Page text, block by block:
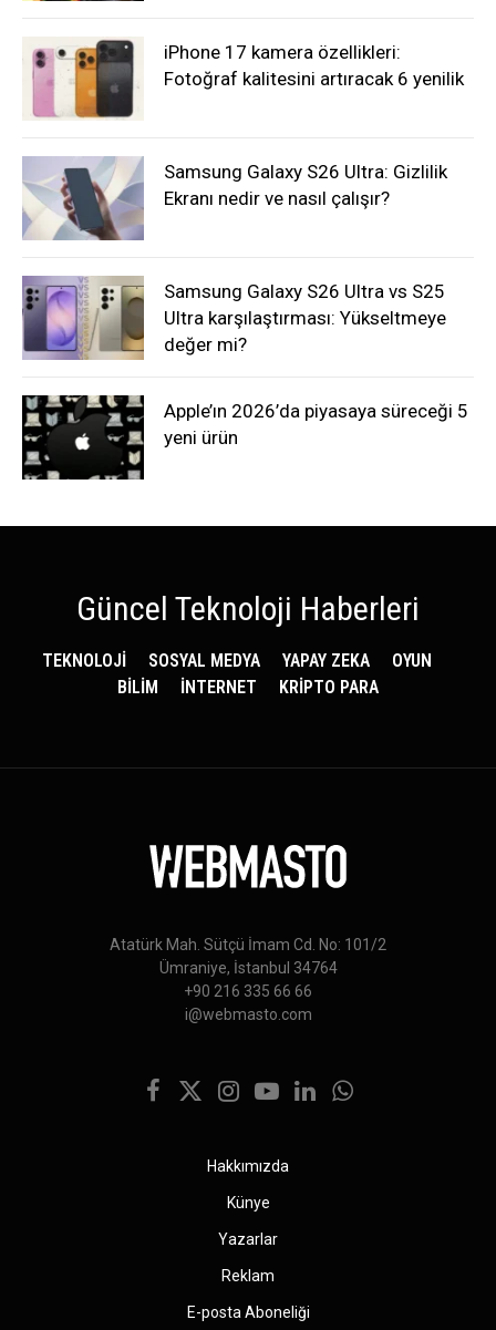
iPhone 17 kamera özellikleri:
Fotoğraf kalitesini artıracak 6 yenilik
Samsung Galaxy S26 Ultra: Gizlilik
Ekranı nedir ve nasıl çalışır?
Samsung Galaxy S26 Ultra vs S25
Ultra karşılaştırması: Yükseltmeye
değer mi?
Apple’ın 2026’da piyasaya süreceği 5
yeni ürün
Güncel Teknoloji Haberleri
TEKNOLOJİ SOSYAL MEDYA YAPAY ZEKA
OYUN
BİLİM
İNTERNET KRİPTO PARA
Atatürk Mah. Sütçü İmam Cd. No: 101/2
Ümraniye, İstanbul 34764
+90 216 335 66 66
i@webmasto.com
Facebook
X
Instagram
YouTubeLinkedInWhatsApp
Hakkımızda
Künye
Yazarlar
Reklam
E-posta Aboneliği